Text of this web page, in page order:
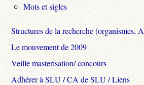
Mots et sigles
Structures de la recherche
Le mouvement de 2009
Veille masterisation/ concours
Adhérer à SLU / CA de SLU / Liens